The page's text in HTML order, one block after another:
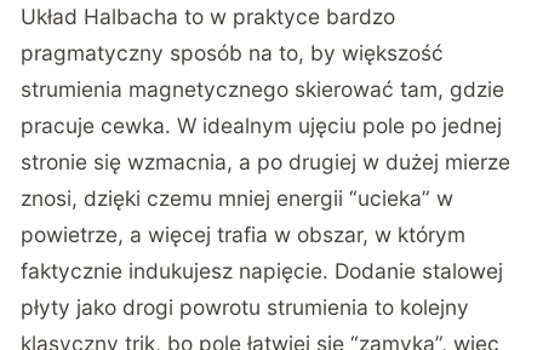
Układ Halbacha to w praktyce bardzo
pragmatyczny sposób na to, by większość
strumienia magnetycznego skierować tam, gdzie
pracuje cewka. W idealnym ujęciu pole po jednej
stronie się wzmacnia, a po drugiej w dużej mierze
znosi, dzięki czemu mniej energii “ucieka” w
powietrze, a więcej trafia w obszar, w którym
faktycznie indukujesz napięcie. Dodanie stalowej
płyty jako drogi powrotu strumienia to kolejny
klasyczny trik, bo pole łatwiej się “zamyka”, więc